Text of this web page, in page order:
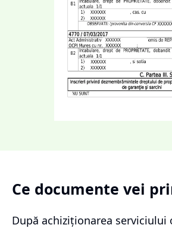
Ce documente vei
După achiziționarea serviciului